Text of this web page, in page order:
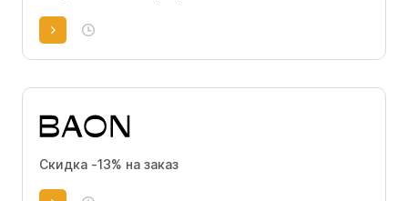
Скидка -13% на заказ